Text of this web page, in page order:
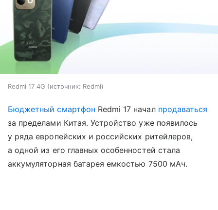
Redmi 17 4G источник: Redmi
Бюджетный смартфон Redmi 17 начал продаваться
за пределами Китая. Устройство уже появилось
у ряда европейских и российских ритейлеров,
а одной из его главных особенностей стала
аккумуляторная батарея емкостью 7500 мАч.